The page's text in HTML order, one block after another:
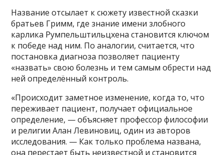
Название отсылает к сюжету известной сказки
братьев Гримм, где знание имени злобного
карлика Румпельштильцхена становится ключом
к победе над ним. По аналогии, считается, что
постановка диагноза позволяет пациенту
«назвать» свою болезнь и тем самым обрести над
ней определённый контроль.
«Происходит заметное изменение, когда то, что
переживает пациент, получает официальное
определение, — объясняет профессор философии
и религии Алан Левиновиц, один из авторов
исследования. — Как только проблема названа,
она перестает быть неизвестной и становится